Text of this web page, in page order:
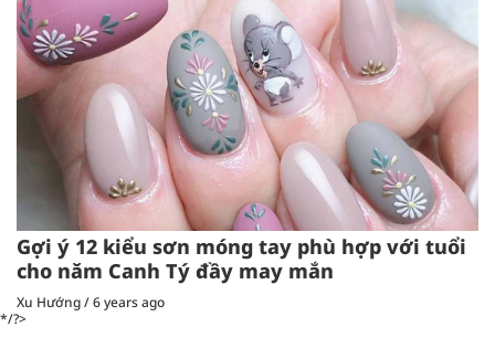
Gợi ý 12 kiểu sơn móng tay phù hợp với tuổi
cho năm Canh Tý đầy may mắn
Xu Hướng/6 years ago
*/?>